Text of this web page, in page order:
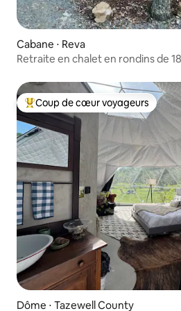
Cabane ⋅ Reva
Retraite en chalet en rondins de
Coups de cœur voyageurs les
Coup de cœur voyageurs
Dôme ⋅ Tazewell County